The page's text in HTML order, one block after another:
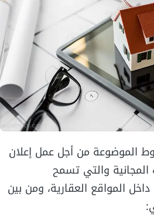
الموضوعة من أجل عمل إعلان
والتي تسمح
المواقع العقارية، ومن بين